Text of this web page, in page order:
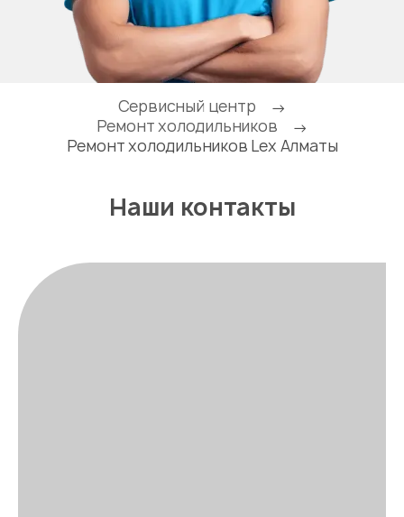
Сервисный центр
→
Ремонт холодильников
→
Ремонт холодильников Lex Алматы
Наши контакты